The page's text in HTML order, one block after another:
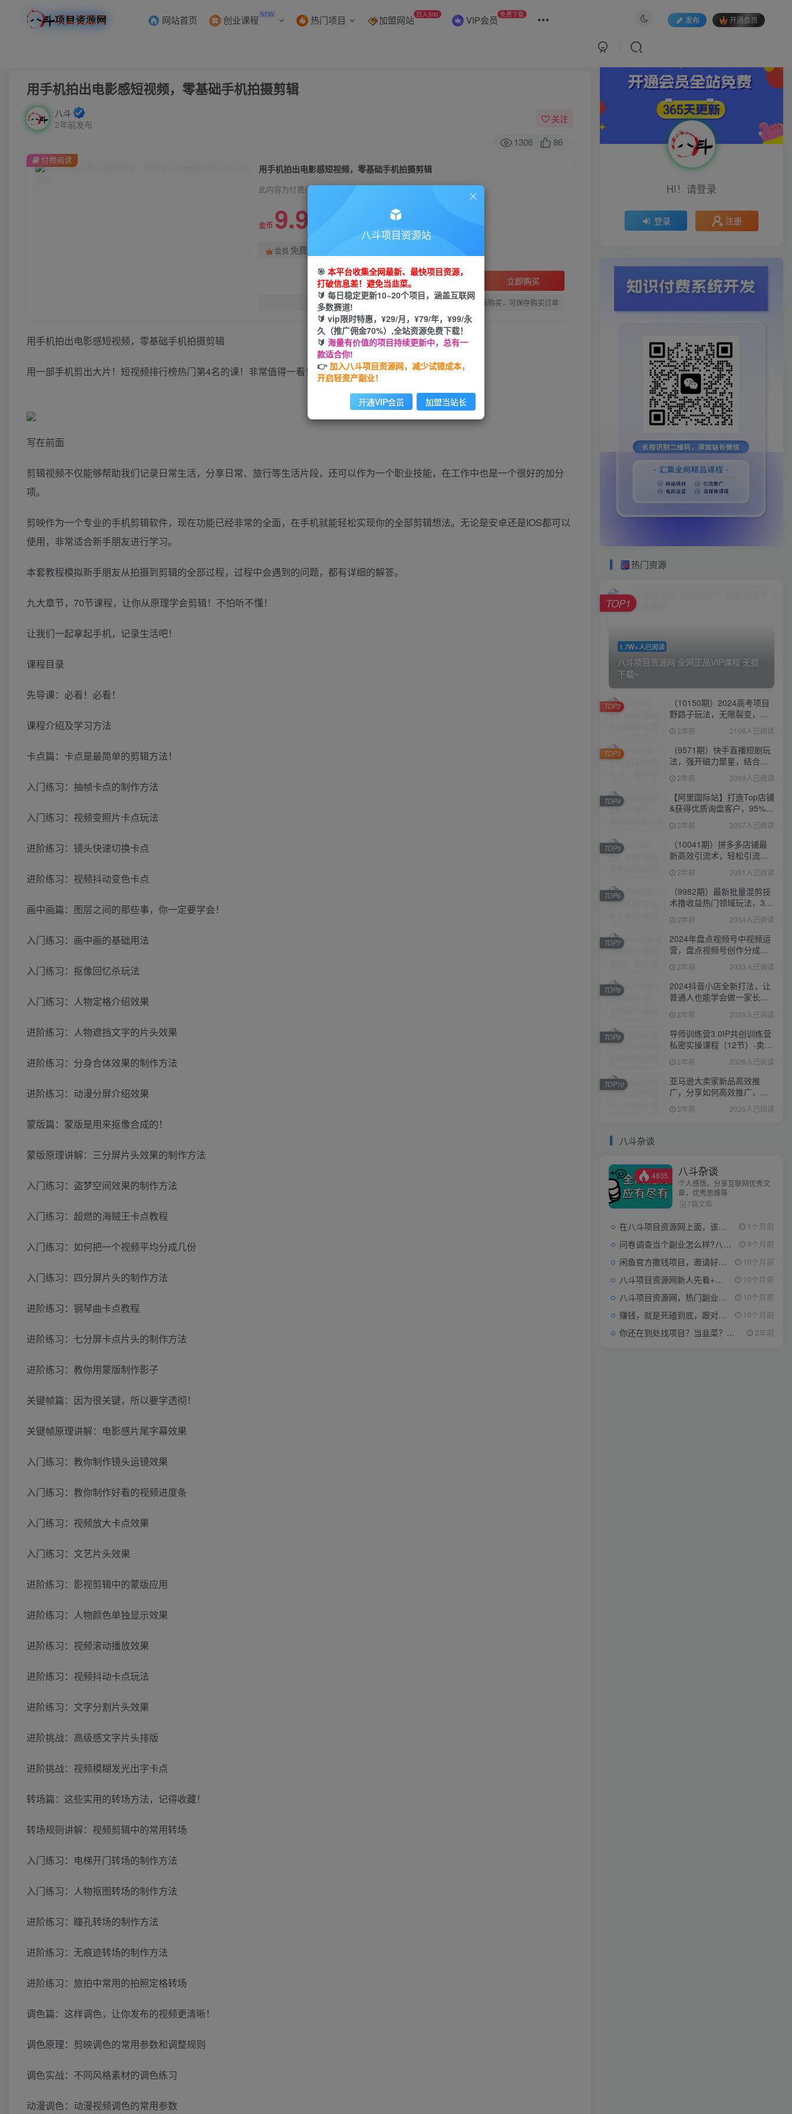
网站首页 创业课程 NEW 热门项目 加盟网站 日入500 VIP会员 免费下载
发布 开通会员
用手机拍出电影感短视频，零基础手机拍摄剪辑
八斗
2年前发布
关注
1306 86
用手机拍出电影感短视频，零基础手机拍摄剪辑
此内容为付费阅读，请付费后查看
金币 9.9
会员 免费
立即购买
您当前未登录！建议登陆后购买，可保存购买订单
付费阅读
用手机拍出电影感短视频，零基础手机拍摄剪辑
用一部手机剪出大片！短视频排行榜热门第4名的课！非常值得一看！！
写在前面
剪辑视频不仅能够帮助我们记录日常生活，分享日常、旅行等生活片段，还可以作为一个职业技能，在工作中也是一个很好的加分
项。
剪映作为一个专业的手机剪辑软件，现在功能已经非常的全面，在手机就能轻松实现你的全部剪辑想法。无论是安卓还是IOS都可以
使用，非常适合新手朋友进行学习。
本套教程模拟新手朋友从拍摄到剪辑的全部过程，过程中会遇到的问题，都有详细的解答。
九大章节，70节课程，让你从原理学会剪辑！不怕听不懂！
让我们一起拿起手机，记录生活吧！
课程目录
先导课：必看！必看！
课程介绍及学习方法
卡点篇：卡点是最简单的剪辑方法！
入门练习：抽帧卡点的制作方法
入门练习：视频变照片卡点玩法
进阶练习：镜头快速切换卡点
进阶练习：视频抖动变色卡点
画中画篇：图层之间的那些事，你一定要学会！
入门练习：画中画的基础用法
入门练习：抠像回忆杀玩法
入门练习：人物定格介绍效果
进阶练习：人物遮挡文字的片头效果
进阶练习：分身合体效果的制作方法
进阶练习：动漫分屏介绍效果
蒙版篇：蒙版是用来抠像合成的！
蒙版原理讲解：三分屏片头效果的制作方法
入门练习：盗梦空间效果的制作方法
入门练习：超燃的海贼王卡点教程
入门练习：如何把一个视频平均分成几份
入门练习：四分屏片头的制作方法
进阶练习：钢琴曲卡点教程
进阶练习：七分屏卡点片头的制作方法
进阶练习：教你用蒙版制作影子
关键帧篇：因为很关键，所以要学透彻！
关键帧原理讲解：电影感片尾字幕效果
入门练习：教你制作镜头运镜效果
入门练习：教你制作好看的视频进度条
入门练习：视频放大卡点效果
入门练习：文艺片头效果
进阶练习：影视剪辑中的蒙版应用
进阶练习：人物颜色单独显示效果
进阶练习：视频滚动播放效果
进阶练习：视频抖动卡点玩法
进阶练习：文字分割片头效果
进阶挑战：高级感文字片头排版
进阶挑战：视频模糊发光出字卡点
转场篇：这些实用的转场方法，记得收藏！
转场规则讲解：视频剪辑中的常用转场
入门练习：电梯开门转场的制作方法
入门练习：人物抠图转场的制作方法
进阶练习：瞳孔转场的制作方法
进阶练习：无痕迹转场的制作方法
进阶练习：旅拍中常用的拍照定格转场
调色篇：这样调色，让你发布的视频更清晰！
调色原理：剪映调色的常用参数和调整规则
调色实战：不同风格素材的调色练习
动漫调色：动漫视频调色的常用参数
HI！请登录
登录 注册
热门资源
1.7W+人已阅读
八斗项目资源网 全网正品VIP课程 无损
下载~
TOP1
（10150期）2024高考项目
野路子玩法，无限裂变，最
高一天1W＋！
2年前 2106人已阅读
TOP2
（9571期）快手直播短剧玩
法，强开磁力聚星，结合多
种变现方式日入600+
2年前 2069人已阅读
TOP3
【阿里国际站】打造Top店铺
&获得优质询盘客户，​95%的
国际站讲师不会说的运营技
巧 2年前 2057人已阅读
TOP4
（10041期）拼多多店铺最
新高效引流术，轻松引流
400+创业粉，精准日变现五
位数！
2年前 2051人已阅读
TOP5
（9982期）最新批量混剪技
术撸收益热门领域玩法，3分
钟一条原创视频，轻松日入
1000＋
2年前 2034人已阅读
TOP6
2024年盘点视频号中视频运
营，盘点视频号创作分成计
划，快速过原创日入300+
2年前 2033人已阅读
TOP7
2024抖音小店全新打法，让
普通人也能学会做一家长久
稳定赚钱的抖店
2年前 2029人已阅读
TOP8
导师训练营3.0IP共创训练营
私密实操课程（12节）-卖项
目的密码成功秘诀
2年前 2026人已阅读
TOP9
亚马逊大卖家新品高效推
广，分享如何高效推广，打
造百万美金爆款单品
2年前 2025人已阅读
TOP10
八斗杂谈
4835 八斗杂谈
个人感悟，分享互联网优秀文
章，优秀思维等
7篇文章
在八斗项目资源网上面，该看什么类型的赚钱项目 1个月前
问卷调查当个副业怎么样?八斗告诉你 9个月前
闲鱼官方撒钱项目，邀请好友领现金，单价1-8元，0成本可以当个小副业 10个月前
八斗项目资源网新人先看+领取【0撸小项目+互联网工具箱】 10个月前
八斗项目资源网，热门副业项目任你选，每日持续更新 10个月前
赚钱，就是死磕到底，跟对人做对事。 10个月前
你还在到处找项目？当韭菜？我靠项目资源网也能月如过万。 2年前
八斗项目资源站
🎯 本平台收集全网最新、最快项目资源，
打破信息差！避免当韭菜。
🔰 每日稳定更新10~20个项目，涵盖互联网
多数赛道!
🔰 vip限时特惠，¥29/月，¥79/年，¥99/永
久（推广佣金70%）,全站资源免费下载！
🔰 海量有价值的项目持续更新中，总有一
款适合你!
👉加入八斗项目资源网，减少试错成本，
开启轻资产副业！
开通VIP会员 加盟当站长